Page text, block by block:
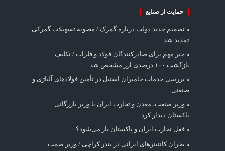
حمایت از صنایع
تصمیم جدید دولت درباره گمرک / مصوبه تسهیلات گمرکی
تمدید شد
خبر مهم برای صادرکنندگان فولاد و فلزات / تکلیف
بازگشت ۱۰۰ درصدی ارز مشخص شد
بررسی خدمات حامیران استیل در تأمین فولادهای آلیاژی و
صنعتی
وزیر صنعت، معدن و تجارت ایران با وزیر بازرگانی
پاکستان دیدار کرد
قفل تجارت ایران و پاکستان باز می‌شود؟
بحران کانتینر‌های ایرانی در بندر کراچی / وزیر صمت